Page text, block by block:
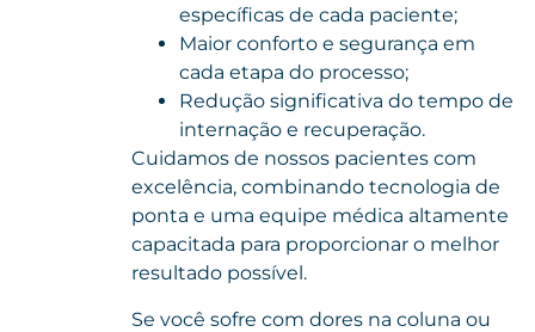
específicas de cada paciente;
Maior conforto e segurança em
cada etapa do processo;
Redução significativa do tempo de
internação e recuperação.
Cuidamos de nossos pacientes com
excelência, combinando tecnologia de
ponta e uma equipe médica altamente
capacitada para proporcionar o melhor
resultado possível.
Se você sofre com dores na coluna ou